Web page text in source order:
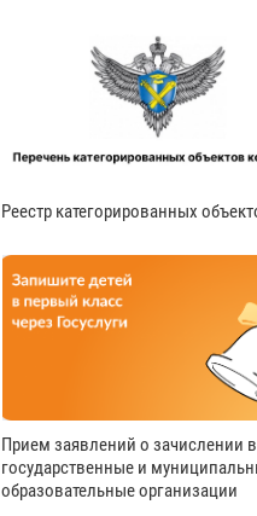
Реестр категорированных
Прием заявлений о зачислении в
государственные и
образовательные организации